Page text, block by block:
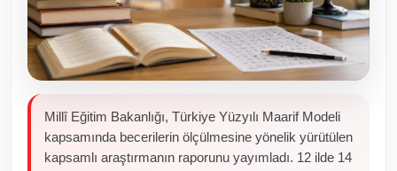
Millî Eğitim Bakanlığı, Türkiye Yüzyılı Maarif Modeli
kapsamında becerilerin ölçülmesine yönelik yürütülen
kapsamlı araştırmanın raporunu yayımladı. 12 ilde 14